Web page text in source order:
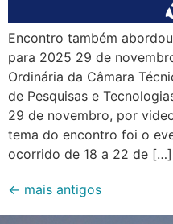
Encontro também
para 2025 29 de
Ordinária da Câmara
de Pesquisas e
29 de novembro, por
tema do encontro foi o
ocorrido de 18 a 22 de […]
← mais antigos